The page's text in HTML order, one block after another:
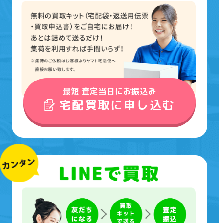
最短 査定当日にお振込み
宅配買取に申し込む